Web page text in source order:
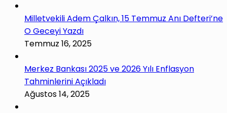
Milletvekili Adem Çalkın, 15 Temmuz Anı Defteri’ne
O Geceyi Yazdı
Temmuz 16, 2025
Merkez Bankası 2025 ve 2026 Yılı Enflasyon
Tahminlerini Açıkladı
Ağustos 14, 2025